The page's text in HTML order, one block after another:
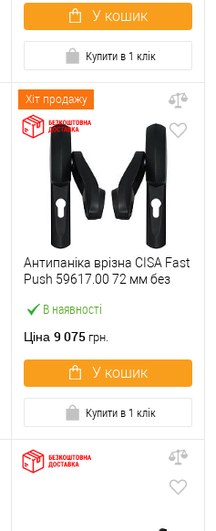
У кошик
Купити в 1 клік
Хіт продажу
В наявності
Антипаніка врізна CISA Fast
Push 59617.00 72 мм без
Ціна 9 075 грн.
У кошик
Купити в 1 клік